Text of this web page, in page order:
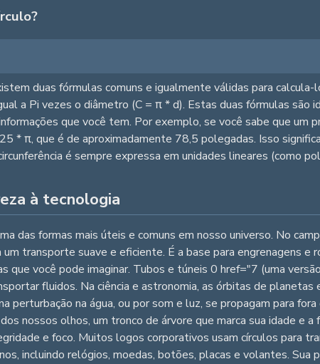
duas fórmulas comuns e igualmente válidas para
a Pi vezes o diâmetro (C = π * d). Estas duas fórmulas
que você tem. Por exemplo, se você sabe que
* π, que é de aproximadamente 78,5 polegadas. Isso
é sempre expressa em unidades lineares (como
à tecnologia
das formas mais úteis e comuns em nosso universo. No
transporte suave e eficiente. É a base para engrenagens
você pode imaginar. Tubos e túneis 0 href="7 (uma
fluidos. Na ciência e astronomia, as órbitas de
perturbação na água, ou por som e luz, se propagam para
nossos olhos, um tronco de árvore que marca sua idade e
e foco. Muitos logos corporativos usam círculos para
incluindo relógios, moedas, botões, placas e volantes.